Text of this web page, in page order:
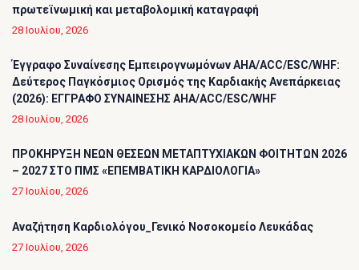
πρωτεϊνωμική και μεταβολομική καταγραφή
28 Ιουλίου, 2026
Έγγραφο Συναίνεσης Εμπειρογνωμόνων AHA/ACC/ESC/WHF:
Δεύτερος Παγκόσμιος Ορισμός της Καρδιακής Ανεπάρκειας
(2026): ΕΓΓΡΑΦΟ ΣΥΝΑΙΝΕΣΗΣ AHA/ACC/ESC/WHF
28 Ιουλίου, 2026
ΠΡΟΚΗΡΥΞΗ ΝΕΩΝ ΘΕΣΕΩΝ ΜΕΤΑΠΤΥΧΙΑΚΩΝ ΦΟΙΤΗΤΩΝ 2026
– 2027 ΣΤΟ ΠΜΣ «ΕΠΕΜΒΑΤΙΚΗ ΚΑΡΔΙΟΛΟΓΙΑ»
27 Ιουλίου, 2026
Αναζήτηση Καρδιολόγου_Γενικό Νοσοκομείο Λευκάδας
27 Ιουλίου, 2026